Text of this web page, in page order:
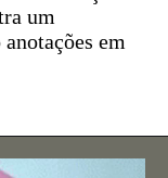
um
em